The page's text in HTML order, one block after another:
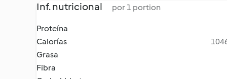
Inf. nutricional por 1 portion
Proteína
Calorías
Grasa
Fibra